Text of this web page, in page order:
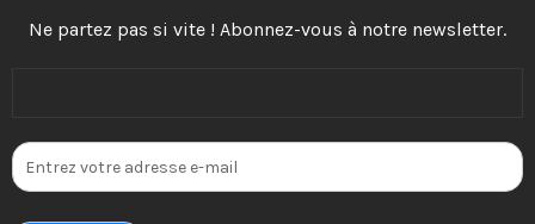
Ne partez pas si vite ! Abonnez-vous à notre newsletter.